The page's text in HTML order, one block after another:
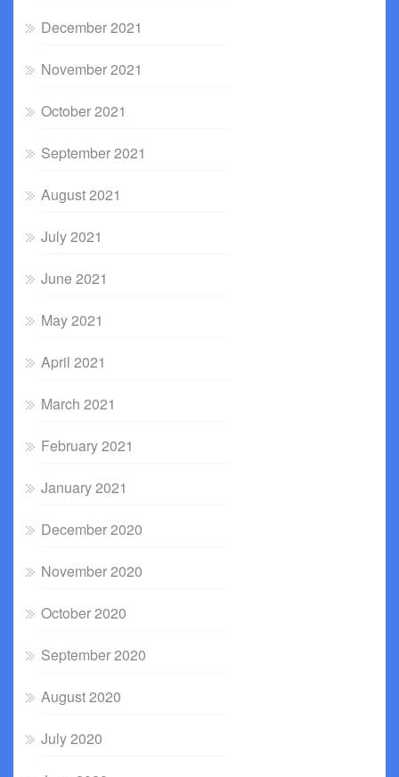
December 2021
November 2021
October 2021
September 2021
August 2021
July 2021
June 2021
May 2021
April 2021
March 2021
February 2021
January 2021
December 2020
November 2020
October 2020
September 2020
August 2020
July 2020